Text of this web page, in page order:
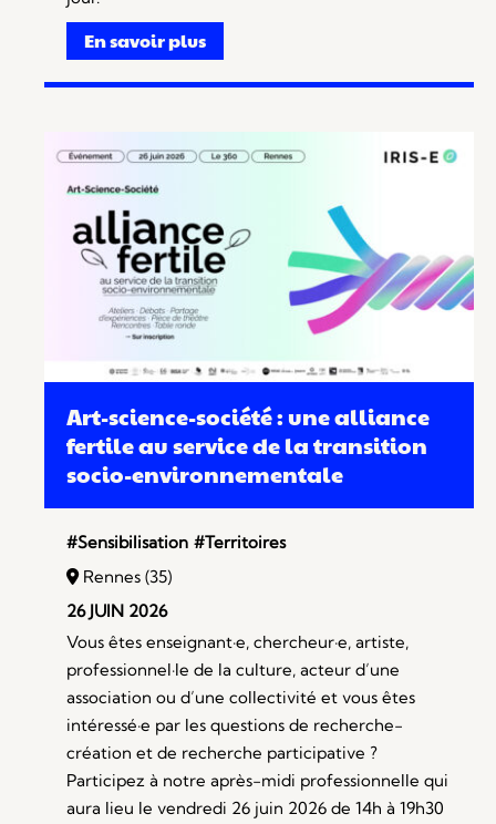
En savoir plus
Art-science-société : une alliance
fertile au service de la transition
socio-environnementale
#Sensibilisation #Territoires
Rennes (35)
26 JUIN 2026
Vous êtes enseignant·e, chercheur·e, artiste,
professionnel·le de la culture, acteur d’une
association ou d’une collectivité et vous êtes
intéressé·e par les questions de recherche-
création et de recherche participative ?
Participez à notre après-midi professionnelle qui
aura lieu le vendredi 26 juin 2026 de 14h à 19h30